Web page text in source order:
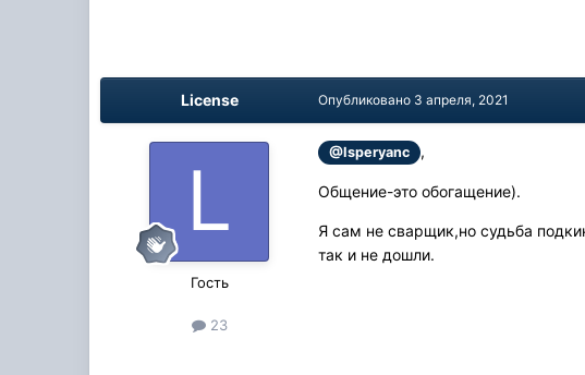
License
Гость
23
Опубликовано 3 апреля, 2021
@Isperyanc ,
Общение-это обогащение).
Я сам не сварщик,но судьба
так и не дошли.